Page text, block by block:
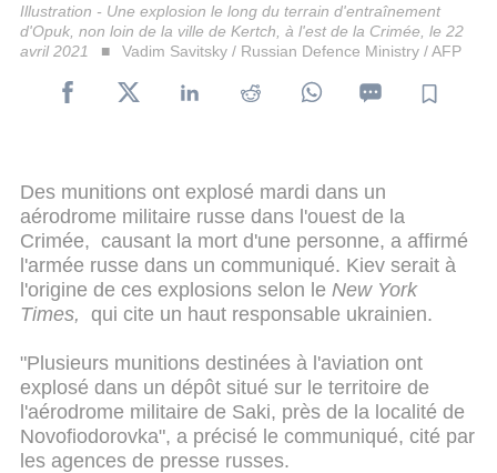
Illustration - Une explosion le long du terrain d'entraînement
d'Opuk, non loin de la ville de Kertch, à l'est de la Crimée, le 22
avril 2021
Vadim Savitsky / Russian Defence Ministry / AFP
Des munitions ont explosé mardi dans un
aérodrome militaire russe dans l'ouest de la
Crimée, causant la mort d'une personne, a affirmé
l'armée russe dans un communiqué. Kiev serait à
l'origine de ces explosions selon le New York
Times, qui cite un haut responsable ukrainien.
"Plusieurs munitions destinées à l'aviation ont
explosé dans un dépôt situé sur le territoire de
l'aérodrome militaire de Saki, près de la localité de
Novofiodorovka", a précisé le communiqué, cité par
les agences de presse russes.